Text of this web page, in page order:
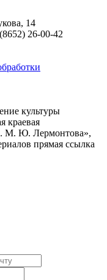
14
26-00-42
культуры
краевая
М. Ю. Лермонтова»,
прямая ссылка